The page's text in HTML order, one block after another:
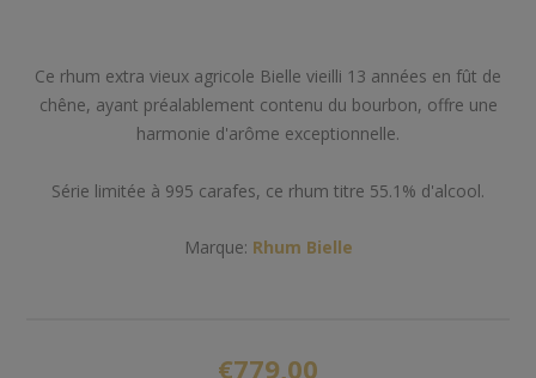
Ce rhum extra vieux agricole Bielle vieilli 13 années en fût de
chêne, ayant préalablement contenu du bourbon, offre une
harmonie d'arôme exceptionnelle.
Série limitée à 995 carafes, ce rhum titre 55.1% d'alcool.
Marque: Rhum Bielle
€779,00